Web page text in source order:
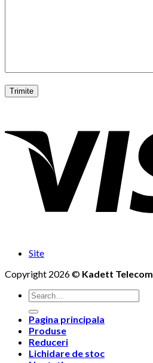
Site
Copyright 2026 © Kadett Telecom
Search
for:
Pagina principala
Produse
Reduceri
Lichidare de stoc